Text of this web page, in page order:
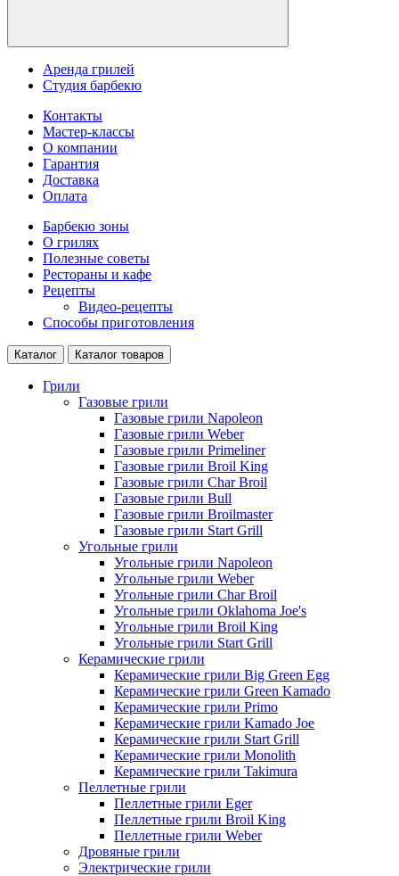
Аренда грилей
Студия барбекю
Контакты
Мастер-классы
О компании
Гарантия
Доставка
Оплата
Барбекю зоны
О грилях
Полезные советы
Рестораны и кафе
Рецепты
Видео-рецепты
Способы приготовления
Каталог Каталог товаров
Грили
Газовые грили
Газовые грили Napoleon
Газовые грили Weber
Газовые грили Primeliner
Газовые грили Broil King
Газовые грили Char Broil
Газовые грили Bull
Газовые грили Broilmaster
Газовые грили Start Grill
Угольные грили
Угольные грили Napoleon
Угольные грили Weber
Угольные грили Char Broil
Угольные грили Oklahoma Joe's
Угольные грили Broil King
Угольные грили Start Grill
Керамические грили
Керамические грили Big Green Egg
Керамические грили Green Kamado
Керамические грили Primo
Керамические грили Kamado Joe
Керамические грили Start Grill
Керамические грили Monolith
Керамические грили Takimura
Пеллетные грили
Пеллетные грили Eger
Пеллетные грили Broil King
Пеллетные грили Weber
Дровяные грили
Электрические грили